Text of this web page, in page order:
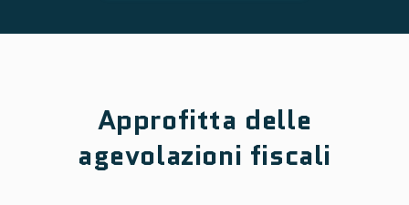
Approfitta delle
agevolazioni fiscali